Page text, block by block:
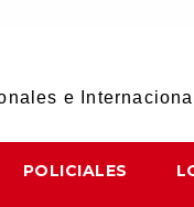
e
POLICIALES